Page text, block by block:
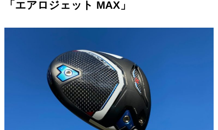
「エアロジェット MAX」